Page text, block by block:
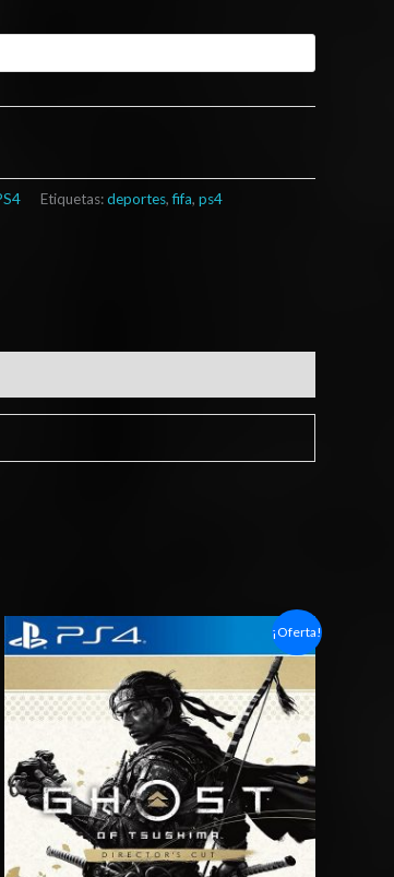
Etiquetas:deportes,fifa, ps4
¡Oferta!
Rango
de
precios:
desde
$14.03
hasta
$20.03